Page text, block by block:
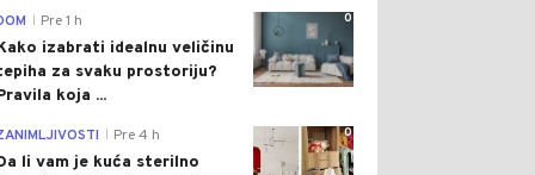
0
Pre 1 h
izabrati idealnu veličinu
za svaku prostoriju?
koja ...
0
Pre 4 h
li vam je kuća sterilno